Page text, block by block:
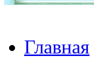
Главная